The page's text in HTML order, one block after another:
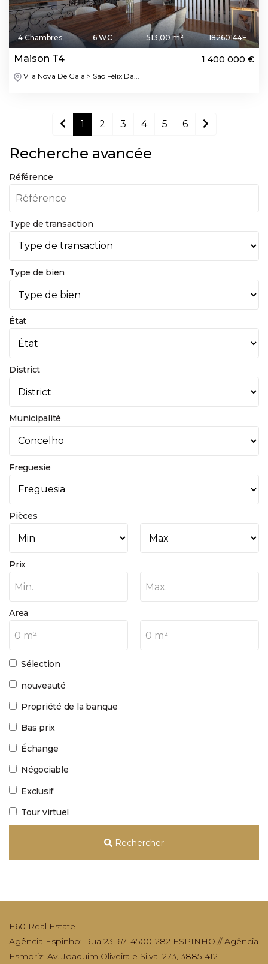
4 Chambres 6 WC 513,00 m² 18260144E
Maison T4 1 400 000 €
Vila Nova De Gaia > São Félix Da...
1 2 3 4 5 6
Recherche avancée
Référence
Type de transaction
Type de bien
État
District
Municipalité
Freguesie
Pièces
Prix
Min. Max.
Area
0 m² 0 m²
Sélection
nouveauté
Propriété de la banque
Bas prix
Échange
Négociable
Exclusif
Tour virtuel
Rechercher
E60 Real Estate
Agência Espinho: Rua 23, 67, 4500-282 ESPINHO // Agência
Esmoriz: Av. Joaquim Oliveira e Silva, 273, 3885-412